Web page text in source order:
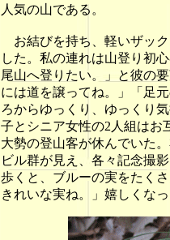
人気の山である。
お結びを持ち、軽いザッ
した。私の連れは山登り初
尾山へ登りたい。」と彼の
には道を譲ってね。」「足
ろからゆっくり、ゆっくり
子とシニア女性の2人組はお
大勢の登山客が休んでいた
ビル群が見え、各々記念撮
歩くと、ブルーの実をたく
きれいな実ね。」嬉しくな